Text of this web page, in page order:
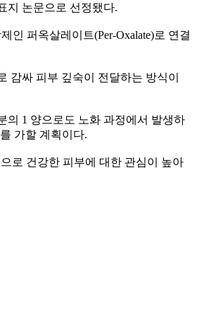
지 논문으로 선정됐다.
인 퍼옥살레이트(Per-Oxalate)로 연결
감싸 피부 깊숙이 전달하는 방식이
의 1 양으로도 노화 과정에서 발생하
가할 계획이다.
로 건강한 피부에 대한 관심이 높아